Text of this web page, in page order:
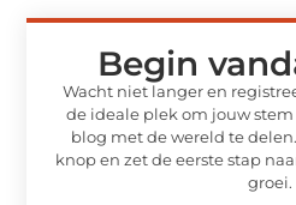
Begin
Wacht niet langer en
de ideale plek om jouw
blog met de wereld te
knop en zet de eerste stap
groei.